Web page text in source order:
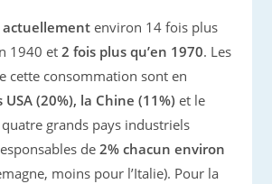
actuellement environ 14 fois plus
1940 et2 fois plus qu’en 1970. Les
cette consommation sont en
USA (20%), la Chine (11%) et le
quatre grands pays industriels
de2% chacun environ
moins pour l’Italie). Pour la